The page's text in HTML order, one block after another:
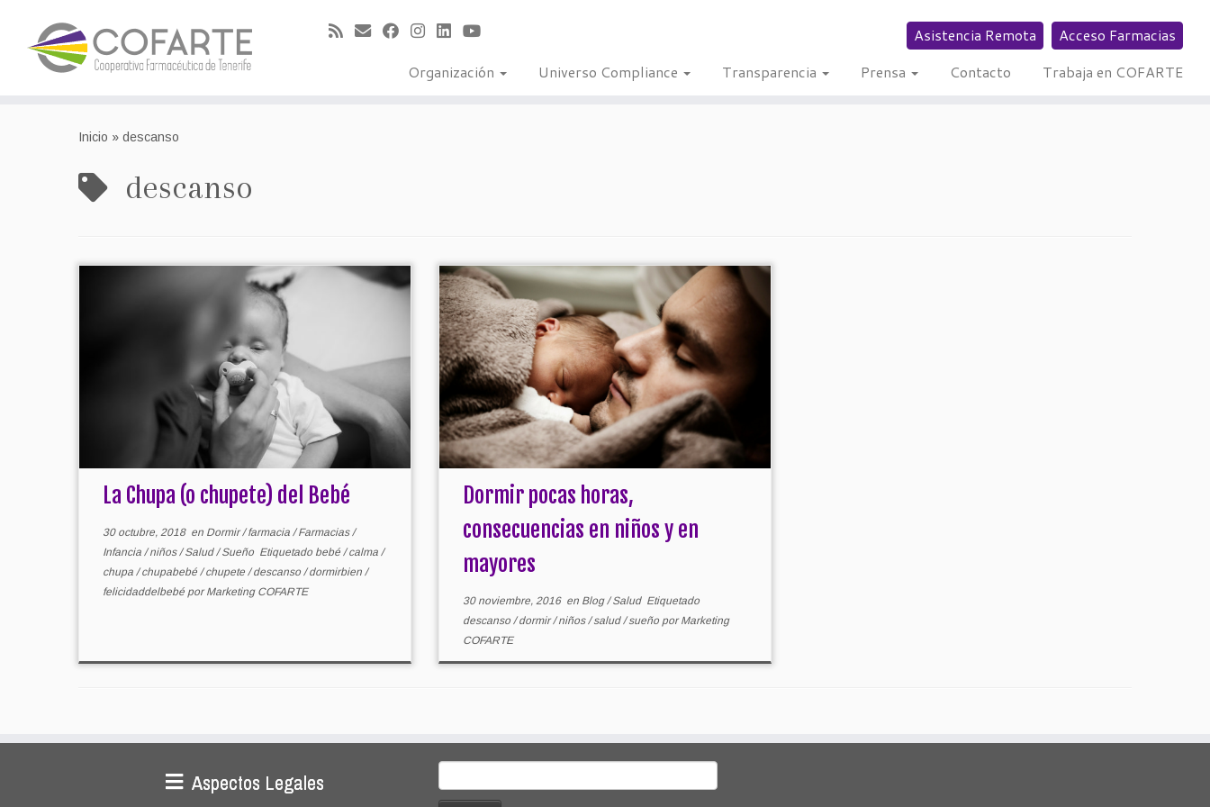
Asistencia Remota
Acceso Farmacias
Organización
Universo Compliance Transparencia Prensa Contacto Trabaja en COFARTE
Inicio » descanso
descanso
La Chupa (o chupete) del Bebé
30 octubre, 2018en Dormir/farmacia /Farmacias/
Infancia /niños/Salud/Sueño Etiquetado bebé /calma /
chupa /chupabebé /chupete /descanso /dormirbien /
felicidaddelbebé porMarketing COFARTE
Dormir pocas horas,
consecuencias en niños y en
mayores
30 noviembre, 2016en Blog/Salud Etiquetado
descanso /dormir/niños/salud/sueño porMarketing
COFARTE
Aspectos Legales